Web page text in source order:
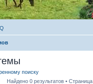
поиску
Найдено 0 результатов • Страница